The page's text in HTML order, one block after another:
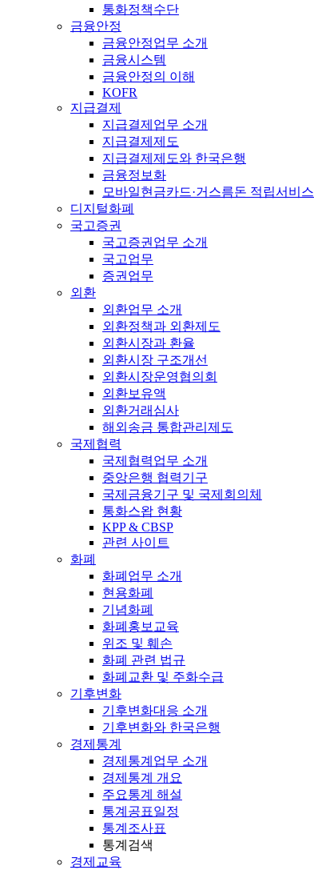
통화정책수단
금융안정
금융안정업무 소개
금융시스템
금융안정의 이해
KOFR
지급결제
지급결제업무 소개
지급결제제도
지급결제제도와 한국은행
금융정보화
모바일현금카드·거스름돈 적립서비스
디지털화폐
국고증권
국고증권업무 소개
국고업무
증권업무
외환
외환업무 소개
외환정책과 외환제도
외환시장과 환율
외환시장 구조개선
외환시장운영협의회
외환보유액
외환거래심사
해외송금 통합관리제도
국제협력
국제협력업무 소개
중앙은행 협력기구
국제금융기구 및 국제회의체
통화스왑 현황
KPP & CBSP
관련 사이트
화폐
화폐업무 소개
현용화폐
기념화폐
화폐홍보교육
위조 및 훼손
화폐 관련 법규
화폐교환 및 주화수급
기후변화
기후변화대응 소개
기후변화와 한국은행
경제통계
경제통계업무 소개
경제통계 개요
주요통계 해설
통계공표일정
통계조사표
통계검색
경제교육